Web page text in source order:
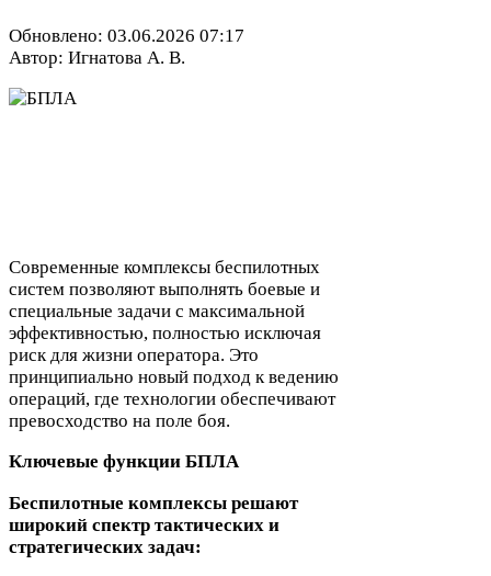
Обновлено: 03.06.2026 07:17
Автор: Игнатова А. В.
Современные комплексы беспилотных
систем позволяют выполнять боевые и
специальные задачи с максимальной
эффективностью, полностью исключая
риск для жизни оператора. Это
принципиально новый подход к ведению
операций, где технологии обеспечивают
превосходство на поле боя.
Ключевые функции БПЛА
Беспилотные комплексы решают
широкий спектр тактических и
стратегических задач: